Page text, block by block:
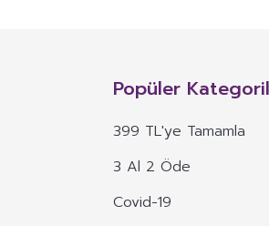
maddelerin konsantre veya
dozu belirlenmiş ürünleri ifade eder.
böyle özelliklere atıfta bulunan ifadeler yer
eden veya vurgulayan ifadeler yer alamaz.
Popüler
399 TL'ye Tamamla
3 Al 2 Öde
Covid-19